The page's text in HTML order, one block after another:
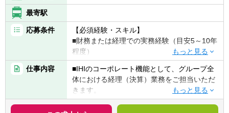
（2週間超前後）とっています。
※上記内容は、募集開始時点の内容であり、
入社後必要に応じて変更となる場合がござい
ます。予めご了承ください。
■同社経営統合の機会が多いため、内部統制
業務にも新たな仕組みや体制を整えたりする
ような企画力を求められることもあり、定常
業務だけではないチャレンジングな環境で
す。
■同社内全体を客観的に見渡すことができ、
広い視野を持って仕事を進めることができま
す。
■J-SOXを通じて、サステナビリティを高
最寄駅
応募条件
【必須経験・スキル】
■財務または経理での実務経験（目安5～10年
程度）
■売上高1,000億円以上を超える企業での決
算・開示業務経験
【歓迎経験・スキル】
■公認会計士の資格をお持ちの方
仕事内容
■IHIのコーポレート機能として、グループ全
体における経理（決算）業務をご担当いただ
きます。
同社ではエネルギー、社会インフラ、産業機